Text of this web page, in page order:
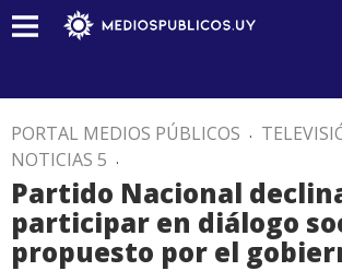
PORTAL MEDIOS PÚBLICOS .
NOTICIAS 5 .
Partido Nacional
participar en diálogo
propuesto por el